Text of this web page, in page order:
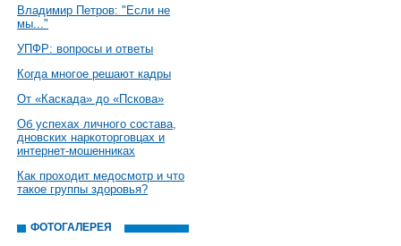
Владимир Петров: "Если не
мы..."
УПФР: вопросы и ответы
Когда многое решают кадры
От «Каскада» до «Пскова»
Об успехах личного состава,
дновских наркоторговцах и
интернет-мошенниках
Как проходит медосмотр и что
такое группы здоровья?
ФОТОГАЛЕРЕЯ